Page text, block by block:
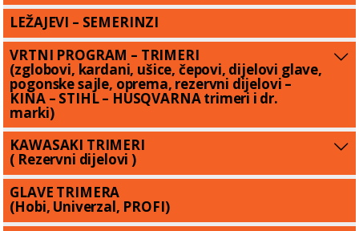
LEŽAJEVI – SEMERINZI
VRTNI PROGRAM – TRIMERI
(zglobovi, kardani, ušice, čepovi, dijelovi glave,
pogonske sajle, oprema, rezervni dijelovi –
KINA – STIHL – HUSQVARNA trimeri i dr.
marki)
KAWASAKI TRIMERI
( Rezervni dijelovi )
GLAVE TRIMERA
(Hobi, Univerzal, PROFI)